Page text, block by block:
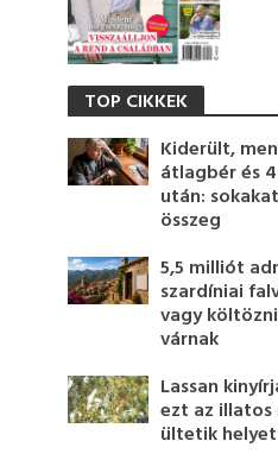
TOP CIKKEK
Kiderült,
átlagbér és
után:
összeg
5,5 milliót
szardíniai
vagy
várnak
Lassan
ezt az illatos
ültetik